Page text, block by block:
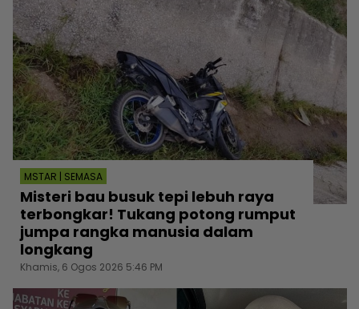
MSTAR | SEMASA
Misteri bau busuk tepi lebuh raya
terbongkar! Tukang potong rumput
jumpa rangka manusia dalam
longkang
Khamis, 6 Ogos 2026 5:46 PM